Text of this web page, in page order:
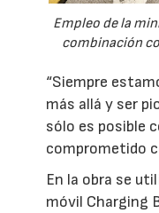
Empleo de la
combinación
“Siempre
más allá y ser
sólo es posible
comprometido
En la obra se
móvil Charging